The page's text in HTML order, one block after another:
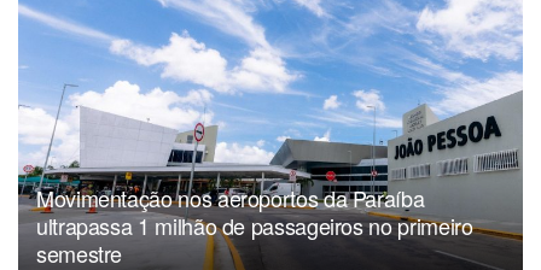
Movimentação nos aeroportos da Paraíba
ultrapassa 1 milhão de passageiros no primeiro
semestre